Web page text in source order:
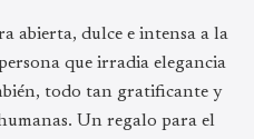
abierta, dulce e intensa a la
que irradia elegancia
todo tan gratificante y
Un regalo para el